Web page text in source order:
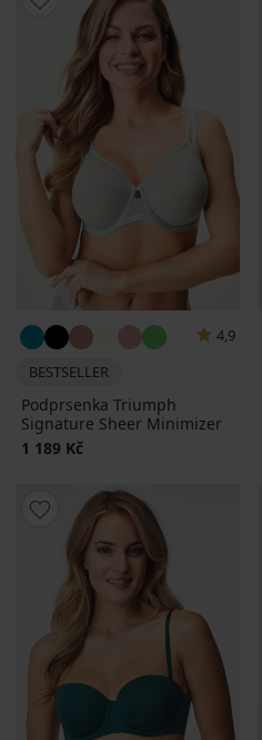
4,9
BESTSELLER
Podprsenka Triumph
Signature Sheer Minimizer
1 189 Kč